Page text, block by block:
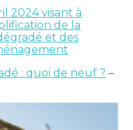
2024 visant à
de la
et des
: quoi de neuf ? –